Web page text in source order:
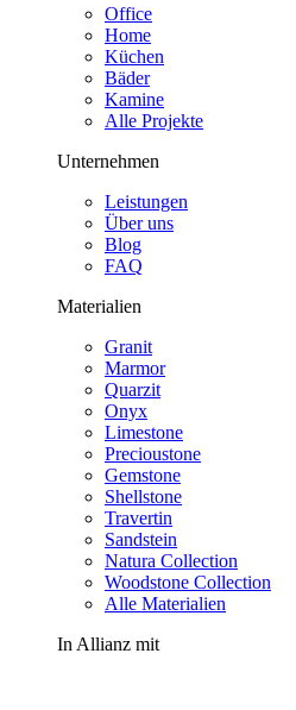
Office
Home
Küchen
Bäder
Kamine
Alle Projekte
Unternehmen
Leistungen
Über uns
Blog
FAQ
Materialien
Granit
Marmor
Quarzit
Onyx
Limestone
Precioustone
Gemstone
Shellstone
Travertin
Sandstein
Natura Collection
Woodstone Collection
Alle Materialien
In Allianz mit